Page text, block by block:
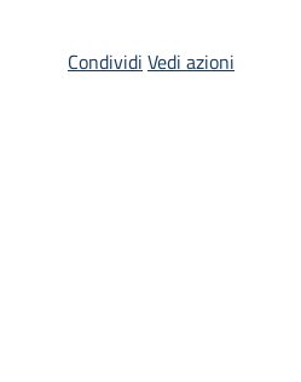
Condividi Vedi azioni